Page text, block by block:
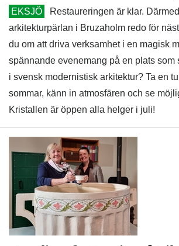
EKSJÖ
Restaureringen är klar.
arkitekturpärlan i Bruzaholm redo för
du om att driva verksamhet i en magisk
spännande evenemang på en plats som
i svensk modernistisk arkitektur? Ta en
sommar, känn in atmosfären och se
Kristallen är öppen alla helger i juli!